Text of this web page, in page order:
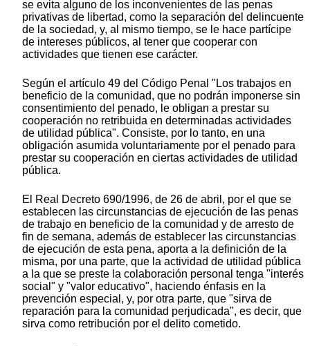
se evita alguno de los inconvenientes de las penas
privativas de libertad, como la separación del delincuente
de la sociedad, y, al mismo tiempo, se le hace partícipe
de intereses públicos, al tener que cooperar con
actividades que tienen ese carácter.
Según el artículo 49 del Código Penal "Los trabajos en
beneficio de la comunidad, que no podrán imponerse sin
consentimiento del penado, le obligan a prestar su
cooperación no retribuida en determinadas actividades
de utilidad pública". Consiste, por lo tanto, en una
obligación asumida voluntariamente por el penado para
prestar su cooperación en ciertas actividades de utilidad
pública.
El Real Decreto 690/1996, de 26 de abril, por el que se
establecen las circunstancias de ejecución de las penas
de trabajo en beneficio de la comunidad y de arresto de
fin de semana, además de establecer las circunstancias
de ejecución de esta pena, aporta a la definición de la
misma, por una parte, que la actividad de utilidad pública
a la que se preste la colaboración personal tenga "interés
social" y "valor educativo", haciendo énfasis en la
prevención especial, y, por otra parte, que "sirva de
reparación para la comunidad perjudicada", es decir, que
sirva como retribución por el delito cometido.